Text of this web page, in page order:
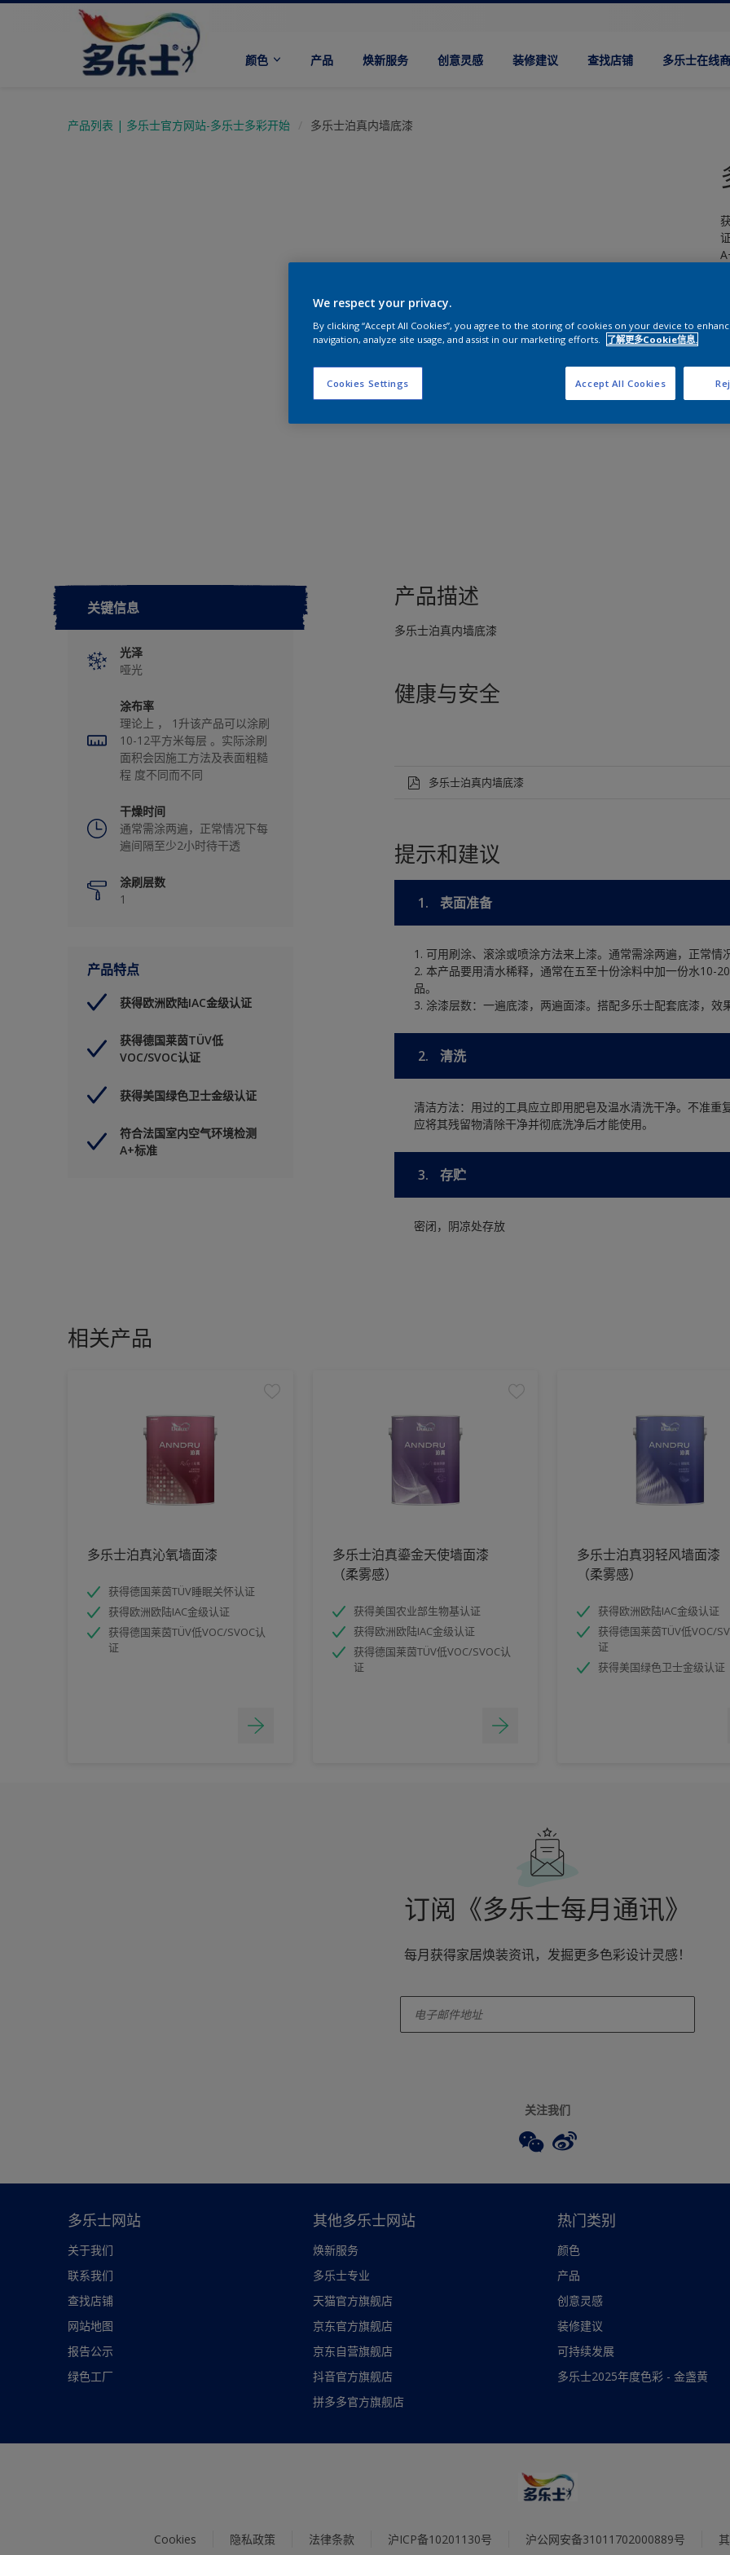
颜色 产品 焕新服务 创意灵感 装修建议 查找店铺 多乐士在线
产品列表 | 多乐士官方网站-多乐士多彩开始 多乐士泊真内墙底漆
关键信息
光泽
哑光
涂布率
理论上 ， 1升该产品可以涂刷
10-12平方米每层 。实际涂刷
面积会因施工方法及表面粗糙
程 度不同而不同
干燥时间
通常需涂两遍，正常情况下每
遍间隔至少2小时待干透
涂刷层数
1
产品特点
获得欧洲欧陆IAC金级认证
获得德国莱茵TÜV低
VOC/SVOC认证
获得美国绿色卫士金级认证
符合法国室内空气环境检测
A+标准
产品描述
多乐士泊真内墙底漆
健康与安全
多乐士泊真内墙底漆
提示和建议
1. 表面准备
1. 可用刷涂、滚涂或喷涂方法来上漆。通常需涂两遍，正常情
2. 本产品要用清水稀释，通常在五至十份涂料中加一份水10-
品。
3. 涂漆层数：一遍底漆，两遍面漆。搭配多乐士配套底漆，效
2. 清洗
清洁方法：用过的工具应立即用肥皂及温水清洗干净。不准
应将其残留物清除干净并彻底洗净后才能使用。
3. 存贮
密闭，阴凉处存放
相关产品
多乐士泊真沁氧墙面漆
获得德国莱茵TÜV睡眠关怀认证
获得欧洲欧陆IAC金级认证
获得德国莱茵TÜV低VOC/SVOC认
证
多乐士泊真鎏金天使墙面漆
（柔雾感）
获得美国农业部生物基认证
获得欧洲欧陆IAC金级认证
获得德国莱茵TÜV低VOC/SVOC认
证
多乐士泊真羽轻风墙面漆
（柔雾感）
获得欧洲欧陆IAC金级认证
获得德国莱茵TÜV低VOC/
证
获得美国绿色卫士金级认证
订阅《多乐士每月通讯》
每月获得家居焕装资讯，发掘更多色彩设计灵感！
关注我们
多乐士网站
关于我们
联系我们
查找店铺
网站地图
报告公示
绿色工厂
其他多乐士网站
焕新服务
多乐士专业
天猫官方旗舰店
京东官方旗舰店
京东自营旗舰店
抖音官方旗舰店
拼多多官方旗舰店
热门类别
颜色
产品
创意灵感
装修建议
可持续发展
多乐士2025年度色彩 - 金盏黄
Cookies 隐私政策 法律条款 沪ICP备10201130号 沪公网安备31011702000889号
We respect your privacy.
By clicking “Accept All Cookies”, you agree to the storing of cookies on your device to
navigation, analyze site usage, and assist in our marketing efforts.
了解更多Cookie信息.
Cookies Settings Accept All Cookies